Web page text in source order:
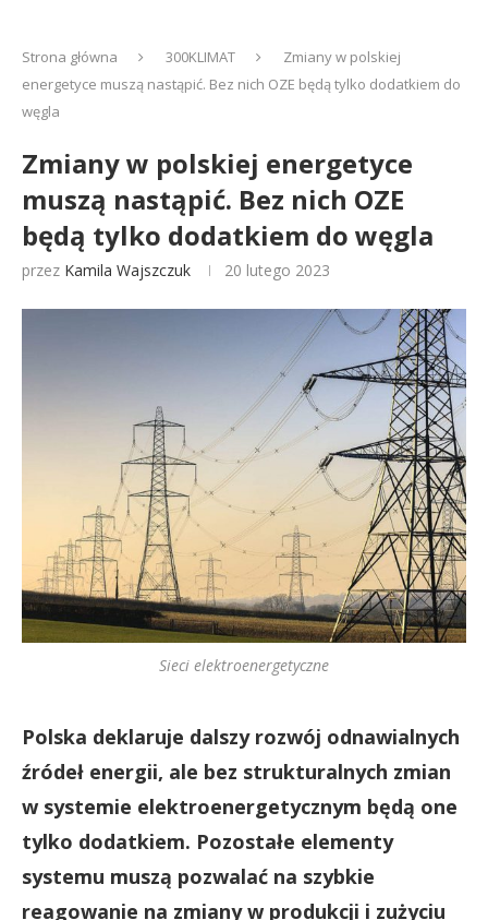
Strona główna 300KLIMAT
Zmiany w polskiej
energetyce muszą nastąpić. Bez nich OZE będą tylko dodatkiem do
węgla
Zmiany w polskiej energetyce
muszą nastąpić. Bez nich OZE
będą tylko dodatkiem do węgla
przez Kamila Wajszczuk 20 lutego 2023
Sieci elektroenergetyczne
Polska deklaruje dalszy rozwój odnawialnych
źródeł energii, ale bez strukturalnych zmian
w systemie elektroenergetycznym będą one
tylko dodatkiem. Pozostałe elementy
systemu muszą pozwalać na szybkie
reagowanie na zmiany w produkcji i zużyciu